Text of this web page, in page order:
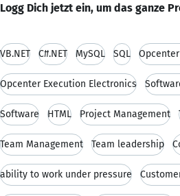
Logg Dich jetzt ein, um das ganze
VB.NET C#.NET MySQL SQL Opcenter
Opcenter Execution Electronics
Software HTML Project Management
Team Management Team leadership
ability to work under pressure